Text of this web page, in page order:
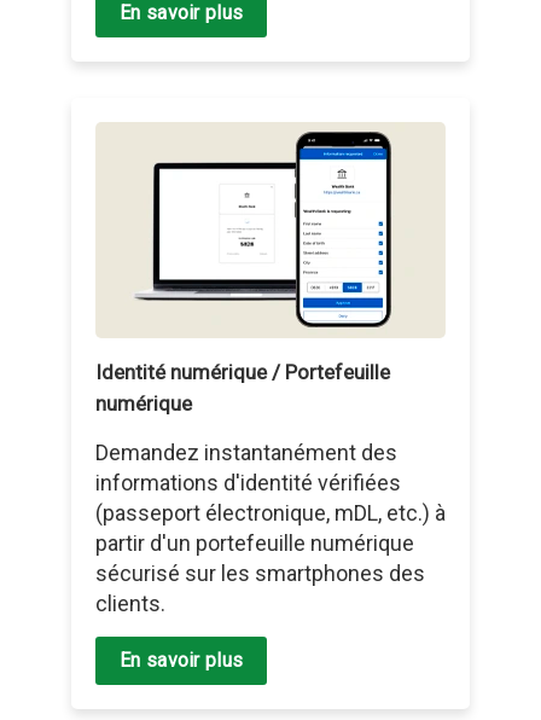
En savoir plus
Identité numérique / Portefeuille
numérique
Demandez instantanément des
informations d'identité vérifiées
(passeport électronique, mDL, etc.) à
partir d'un portefeuille numérique
sécurisé sur les smartphones des
clients.
En savoir plus